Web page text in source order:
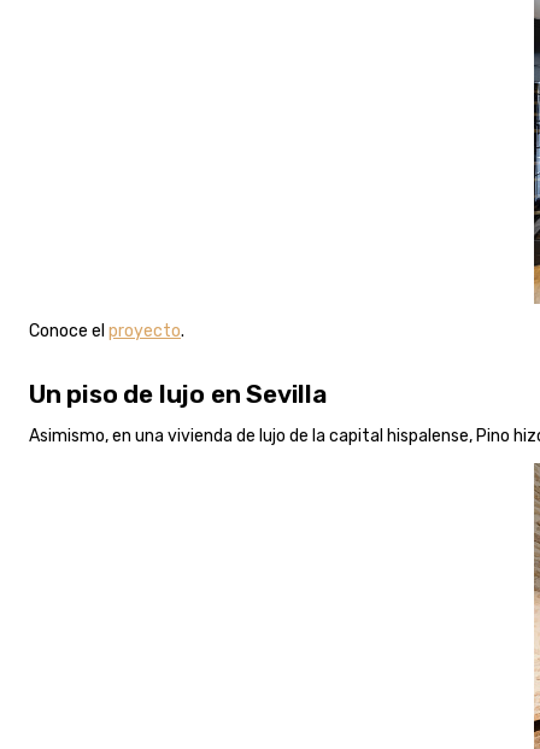
Conoce el proyecto.
Un piso de lujo en Sevilla
Asimismo, en una vivienda de lujo de la capital hispalense, Pino